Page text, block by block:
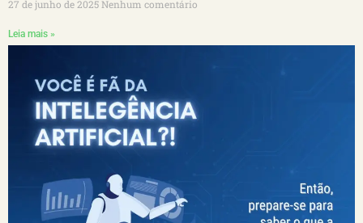
27 de junho de 2025 Nenhum comentário
Leia mais »